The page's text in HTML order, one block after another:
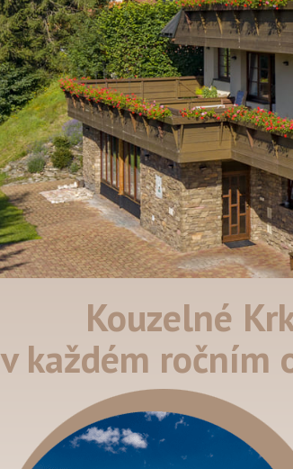
Kouzelné
v každém ročním